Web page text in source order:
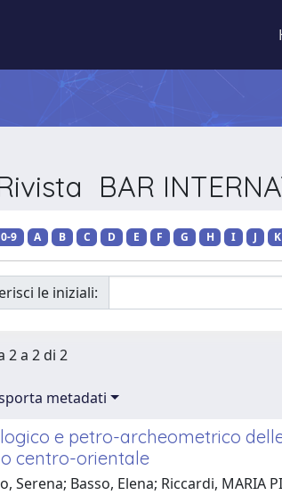
BAR
0-9 A B C D E F G H I J K
le iniziali:
2 a 2 di 2
metadati
e petro-archeometrico
centro-orientale
Serena; Basso, Elena; Riccardi, MARIA